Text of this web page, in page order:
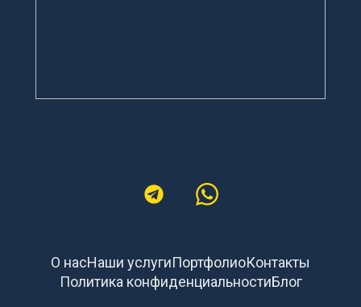
О насНаши услугиПортфолиоКонтакты
Политика конфиденциальностиБлог